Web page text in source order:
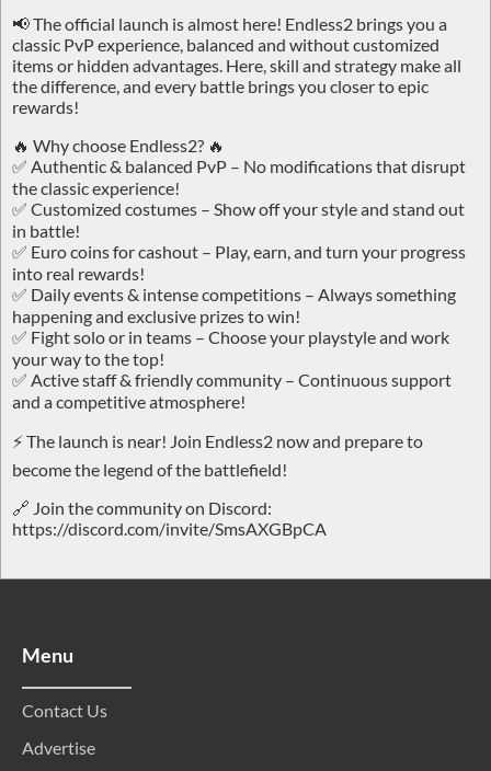
📢 The official launch is almost here! Endless2 brings you a
classic PvP experience, balanced and without customized
items or hidden advantages. Here, skill and strategy make all
the difference, and every battle brings you closer to epic
rewards!
🔥 Why choose Endless2? 🔥
✅ Authentic & balanced PvP – No modifications that disrupt
the classic experience!
✅ Customized costumes – Show off your style and stand out
in battle!
✅ Euro coins for cashout – Play, earn, and turn your progress
into real rewards!
✅ Daily events & intense competitions – Always something
happening and exclusive prizes to win!
✅ Fight solo or in teams – Choose your playstyle and work
your way to the top!
✅ Active staff & friendly community – Continuous support
and a competitive atmosphere!
⚡ The launch is near! Join Endless2 now and prepare to
become the legend of the battlefield!
🔗 Join the community on Discord:
https://discord.com/invite/SmsAXGBpCA
Menu
Contact Us
Advertise